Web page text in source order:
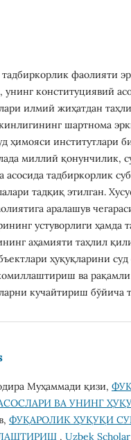
фаолияти
унинг конституциявий
илмий жиҳатдан
шартнома
ҳимояси институтлари
миллий қонунчилик,
асосида тадбиркорлик
тадқиқ этилган.
аралашув
устуворлиги ҳамда
аҳамияти таҳлил
ҳуқуқларини
ва
кучайтириш бўйича
Муҳаммади қизи,
ВА УНИНГ
ФУҚАРОЛИК ҲУҚУҚИ
, Uzbek